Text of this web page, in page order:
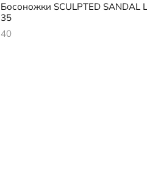
Босоножки SCULPTED SANDAL
35
40